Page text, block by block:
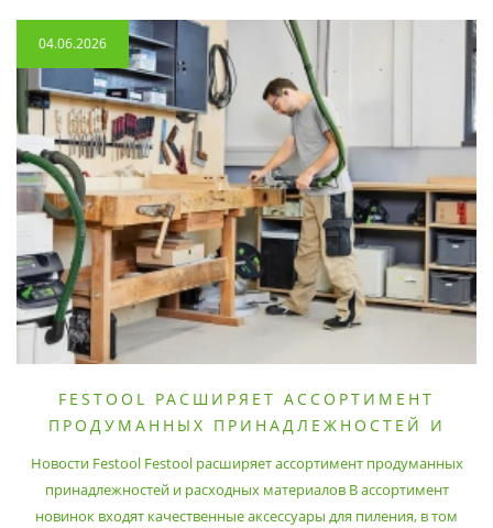
04.06.2026
FESTOOL РАСШИРЯЕТ АССОРТИМЕНТ
ПРОДУМАННЫХ ПРИНАДЛЕЖНОСТЕЙ И
Новости Festool Festool расширяет ассортимент продуманных
принадлежностей и расходных материалов В ассортимент
новинок входят качественные аксессуары для пиления, в том